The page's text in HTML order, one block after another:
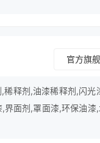
官方旗
释剂,油漆稀释剂,闪光
面剂,罩面漆,环保油漆,